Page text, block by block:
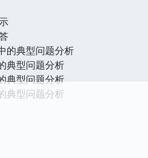
的典型问题分析
典型问题分析
典型问题分析
典型问题分析